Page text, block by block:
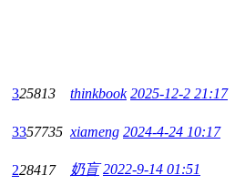
325813 thinkbook 2025-12-2 21:17
3357735 xiameng 2024-4-24 10:17
228417 奶盲 2022-9-14 01:51